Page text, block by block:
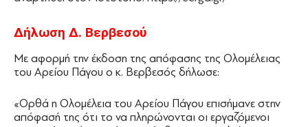
Δήλωση Δ. Βερβεσού
Με αφορμή την έκδοση της απόφασης της Ολομέλειας
του Αρείου Πάγου ο κ. Βερβεσός δήλωσε:
«Ορθά η Ολομέλεια του Αρείου Πάγου επισήμανε στην
απόφασή της ότι το να πληρώνονται οι εργαζόμενοι